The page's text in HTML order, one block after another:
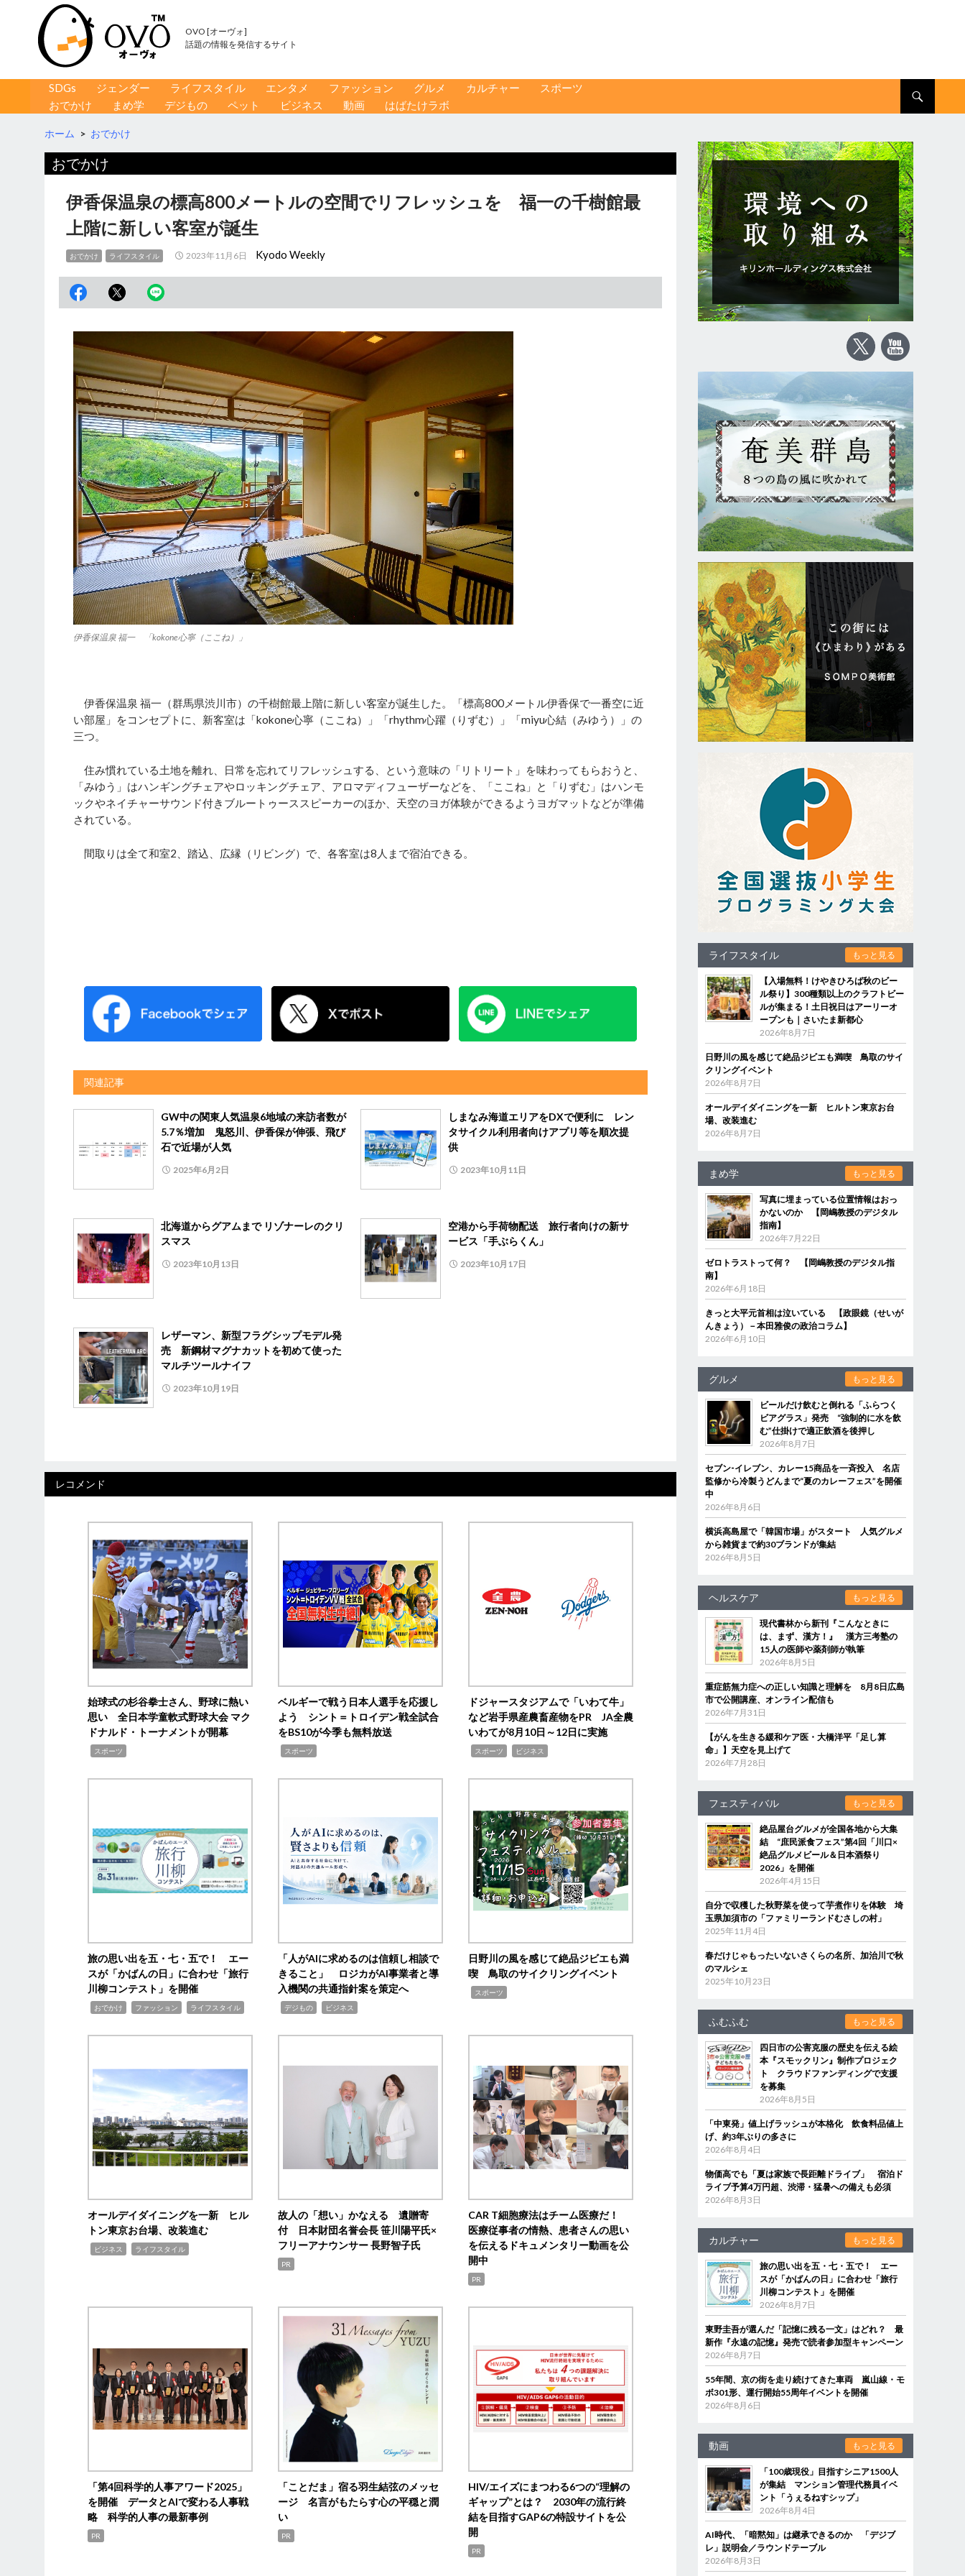
OVO [オーヴォ]
話題の情報を発信するサイト
コンテンツへ移動
SDGs ジェンダー ライフスタイル エンタメ ファッション グルメ カルチャー
スポーツ
おでかけ
まめ学 デジもの ペット ビジネス 動画 はばたけラボ
ホーム > おでかけ
おでかけ
伊香保温泉の標高800メートルの空間でリフレッシュを 福一の千樹館最
上階に新しい客室が誕生
おでかけ ライフスタイル 2023年11月6日 Kyodo Weekly
伊香保温泉 福一 「kokone心寧（ここね）」
伊香保温泉 福一（群馬県渋川市）の千樹館最上階に新しい客室が誕生した。「標高800メートル伊香保で一番空に近
い部屋」をコンセプトに、新客室は「kokone心寧（ここね）」「rhythm心躍（りずむ）」「miyu心結（みゆう）」の
三つ。
住み慣れている土地を離れ、日常を忘れてリフレッシュする、という意味の「リトリート」を味わってもらおうと、
「みゆう」はハンギングチェアやロッキングチェア、アロマディフューザーなどを、「ここね」と「りずむ」はハンモ
ックやネイチャーサウンド付きブルートゥーススピーカーのほか、天空のヨガ体験ができるようヨガマットなどが準備
されている。
間取りは全て和室2、踏込、広縁（リビング）で、各客室は8人まで宿泊できる。
関連記事
GW中の関東人気温泉6地域の来訪者数が
5.7％増加 鬼怒川、伊香保が伸張、飛び
石で近場が人気
2025年6月2日
しまなみ海道エリアをDXで便利に レン
タサイクル利用者向けアプリ等を順次提
供
2023年10月11日
北海道からグアムまで リゾナーレのクリ
スマス
2023年10月13日
空港から手荷物配送 旅行者向けの新サ
ービス「手ぶらくん」
2023年10月17日
レザーマン、新型フラグシップモデル発
売 新鋼材マグナカットを初めて使った
マルチツールナイフ
2023年10月19日
レコメンド
始球式の杉谷拳士さん、野球に熱い
思い 全日本学童軟式野球大会 マク
ドナルド・トーナメントが開幕
スポーツ
ベルギーで戦う日本人選手を応援し
よう シント＝トロイデン戦全試合
をBS10が今季も無料放送
スポーツ
ドジャースタジアムで「いわて牛」
など岩手県産農畜産物をPR JA全農
いわてが8月10日～12日に実施
スポーツ ビジネス
旅の思い出を五・七・五で！ エー
スが「かばんの日」に合わせ「旅行
川柳コンテスト」を開催
おでかけ ファッション ライフスタイル
「人がAIに求めるのは信頼し相談で
きること」 ロジカがAI事業者と導
入機関の共通指針案を策定へ
デジもの ビジネス
日野川の風を感じて絶品ジビエも満
喫 鳥取のサイクリングイベント
スポーツ
オールデイダイニングを一新 ヒル
トン東京お台場、改装進む
ビジネス ライフスタイル
故人の「想い」かなえる 遺贈寄
付 日本財団名誉会長 笹川陽平氏×
フリーアナウンサー 長野智子氏
PR
CAR T細胞療法はチーム医療だ！
医療従事者の情熱、患者さんの思い
を伝えるドキュメンタリー動画を公
開中
PR
「第4回科学的人事アワード2025」
を開催 データとAIで変わる人事戦
略 科学的人事の最新事例
PR
「ことだま」宿る羽生結弦のメッセ
ージ 名言がもたらす心の平穏と潤
い
PR
HIV/エイズにまつわる6つの“理解の
ギャップ”とは？ 2030年の流行終
結を目指すGAP6の特設サイトを公
開
PR
ライフスタイル もっと見る
【入場無料！けやきひろば秋のビー
ル祭り】300種類以上のクラフトビー
ルが集まる！土日祝日はアーリーオ
ープンも｜さいたま新都心
2026年8月7日
日野川の風を感じて絶品ジビエも満喫 鳥取のサイ
クリングイベント
2026年8月7日
オールデイダイニングを一新 ヒルトン東京お台
場、改装進む
2026年8月7日
まめ学 もっと見る
写真に埋まっている位置情報はおっ
かないのか 【岡嶋教授のデジタル
指南】
2026年7月22日
ゼロトラストって何？ 【岡嶋教授のデジタル指
南】
2026年6月18日
きっと大平元首相は泣いている 【政眼鏡（せいが
んきょう）－本田雅俊の政治コラム】
2026年6月10日
グルメ もっと見る
ビールだけ飲むと倒れる「ふらつく
ビアグラス」発売 “強制的に水を飲
む”仕掛けで適正飲酒を後押し
2026年8月7日
セブン‐イレブン、カレー15商品を一斉投入 名店
監修から冷製うどんまで“夏のカレーフェス”を開催
中
2026年8月6日
横浜高島屋で「韓国市場」がスタート 人気グルメ
から雑貨まで約30ブランドが集結
2026年8月5日
ヘルスケア もっと見る
現代書林から新刊『こんなときに
は、まず、漢方！』 漢方三考塾の
15人の医師や薬剤師が執筆
2026年8月5日
重症筋無力症への正しい知識と理解を 8月8日広島
市で公開講座、オンライン配信も
2026年7月31日
【がんを生きる緩和ケア医・大橋洋平「足し算
命」】天空を見上げて
2026年7月28日
フェスティバル もっと見る
絶品屋台グルメが全国各地から大集
結 “庶民派食フェス”第4回「川口×
絶品グルメビール＆日本酒祭り
2026」を開催
2026年4月15日
自分で収穫した秋野菜を使って芋煮作りを体験 埼
玉県加須市の「ファミリーランドむさしの村」
2025年11月4日
春だけじゃもったいないさくらの名所、加治川で秋
のマルシェ
2025年10月23日
ふむふむ もっと見る
四日市の公害克服の歴史を伝える絵
本『スモックリン』制作プロジェク
ト クラウドファンディングで支援
を募集
2026年8月5日
「中東発」値上げラッシュが本格化 飲食料品値上
げ、約3年ぶりの多さに
2026年8月4日
物価高でも「夏は家族で長距離ドライブ」 宿泊ド
ライブ予算4万円超、渋滞・猛暑への備えも必須
2026年8月3日
カルチャー もっと見る
旅の思い出を五・七・五で！ エー
スが「かばんの日」に合わせ「旅行
川柳コンテスト」を開催
2026年8月7日
東野圭吾が選んだ「記憶に残る一文」はどれ？ 最
新作『永遠の記憶』発売で読者参加型キャンペーン
2026年8月7日
55年間、京の街を走り続けてきた車両 嵐山線・モ
ボ301形、運行開始55周年イベントを開催
2026年8月6日
動画 もっと見る
「100歳現役」目指すシニア1500人
が集結 マンション管理代務員イベ
ント「うぇるねすシップ」
2026年8月4日
AI時代、「暗黙知」は継承できるのか 「デジブ
レ」説明会／ラウンドテーブル
2026年8月3日